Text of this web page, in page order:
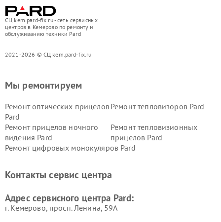
СЦ kem.pard-fix.ru - сеть сервисных
центров в Кемерово по ремонту и
обслуживанию техники Pard
2021-2026 © СЦ kem.pard-fix.ru
Мы ремонтируем
Ремонт оптических прицелов
Pard
Ремонт тепловизоров Pard
Ремонт прицелов ночного
видения Pard
Ремонт тепловизионных
прицелов Pard
Ремонт цифровых монокуляров Pard
Контакты сервис центра
Адрес сервисного центра Pard:
г. Кемерово, просп. Ленина, 59А